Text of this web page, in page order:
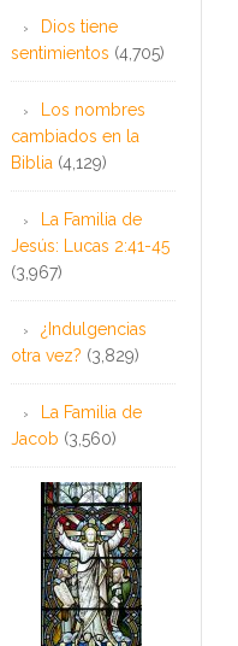
Dios tiene
sentimientos (4,705)
Los nombres
cambiados en la
Biblia (4,129)
La Familia de
Jesús: Lucas 2:41-45
(3,967)
¿Indulgencias
otra vez? (3,829)
La Familia de
Jacob (3,560)